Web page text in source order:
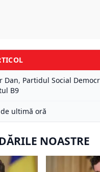
Dan, Partidul Social
B9
ultimă oră
NOASTRE